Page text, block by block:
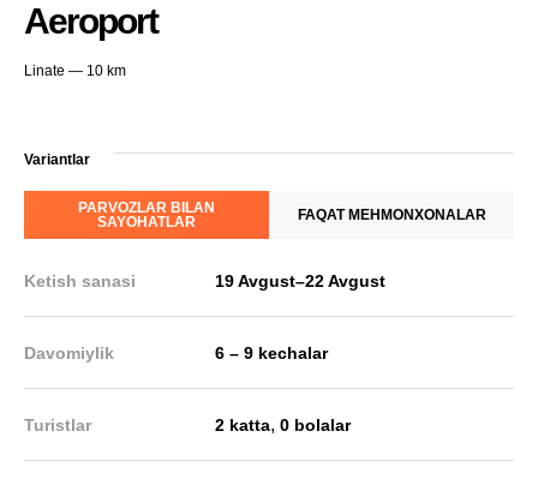
Aeroport
Linate — 10 km
Variantlar
PARVOZLAR BILAN
SAYOHATLAR
FAQAT MEHMONXONALAR
Ketish sanasi 19 Avgust–22 Avgust
Davomiylik 6 – 9 kechalar
Turistlar 2 katta,0 bolalar